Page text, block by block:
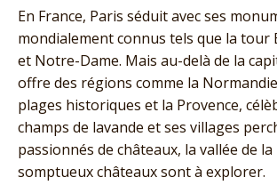
En France, Paris séduit avec ses
mondialement connus tels que la tour
et Notre-Dame. Mais au-delà de la
offre des régions comme la
plages historiques et la Provence,
champs de lavande et ses villages
passionnés de châteaux, la vallée de
somptueux châteaux sont à explorer.